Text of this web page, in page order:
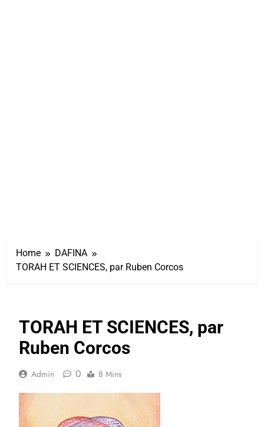
Home
DAFINA
TORAH ET SCIENCES, par Ruben Corcos
TORAH ET SCIENCES, par
Ruben Corcos
Admin 0 8 Mins